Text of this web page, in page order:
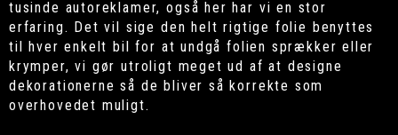
tusinde autoreklamer, også her har vi en stor
erfaring. Det vil sige den helt rigtige folie benyttes
til hver enkelt bil for at undgå folien sprækker eller
krymper, vi gør utroligt meget ud af at designe
dekorationerne så de bliver så korrekte som
overhovedet muligt.